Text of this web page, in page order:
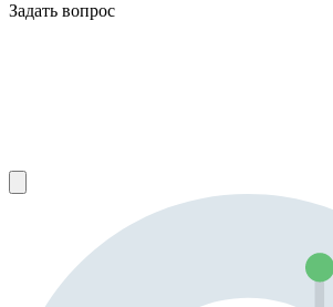
Задать вопрос